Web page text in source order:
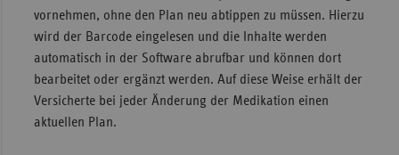
vornehmen, ohne den Plan neu abtippen zu müssen. Hierzu
wird der Barcode eingelesen und die Inhalte werden
automatisch in der Software abrufbar und können dort
bearbeitet oder ergänzt werden. Auf diese Weise erhält der
Versicherte bei jeder Änderung der Medikation einen
aktuellen Plan.